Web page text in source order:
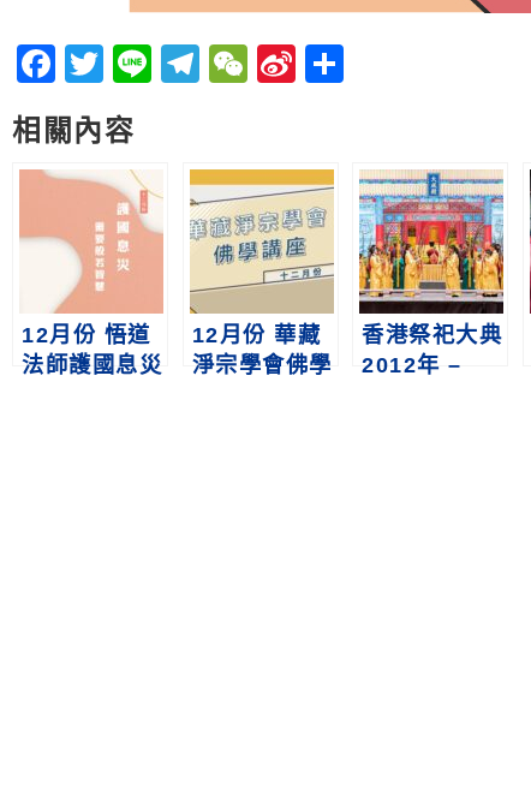
Facebook
Twitter
LineTelegram
WeChat
Sina
相關內容
12月份 悟道
法師護國息災
12月份 華藏
淨宗學會佛學
香港祭祀大典
2012年 –